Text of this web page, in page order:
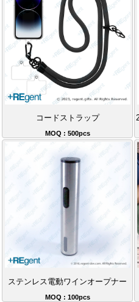
コードストラップ
MOQ : 500pcs
ステンレス電動ワインオープナー
MOQ : 100pcs